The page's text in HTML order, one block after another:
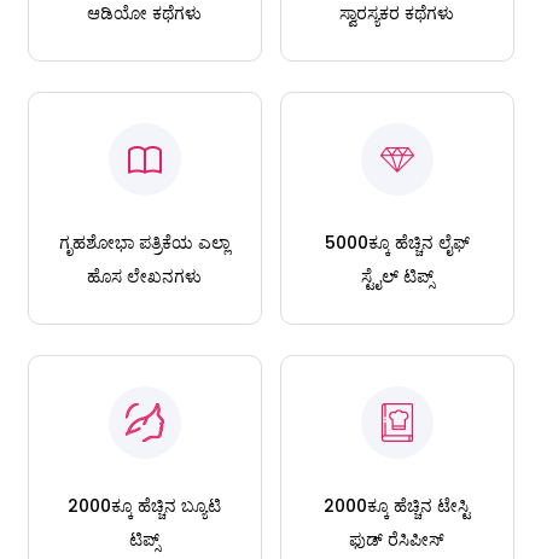
ಆಡಿಯೋ ಕಥೆಗಳು
ಸ್ವಾರಸ್ಯಕರ ಕಥೆಗಳು
ಗೃಹಶೋಭಾ ಪತ್ರಿಕೆಯ ಎಲ್ಲಾ
ಹೊಸ ಲೇಖನಗಳು
5000ಕ್ಕೂ ಹೆಚ್ಚಿನ ಲೈಫ್
ಸ್ಟೈಲ್ ಟಿಪ್ಸ್
2000ಕ್ಕೂ ಹೆಚ್ಚಿನ ಬ್ಯೂಟಿ
ಟಿಪ್ಸ್
2000ಕ್ಕೂ ಹೆಚ್ಚಿನ ಟೇಸ್ಟಿ
ಫುಡ್ ರೆಸಿಪೀಸ್